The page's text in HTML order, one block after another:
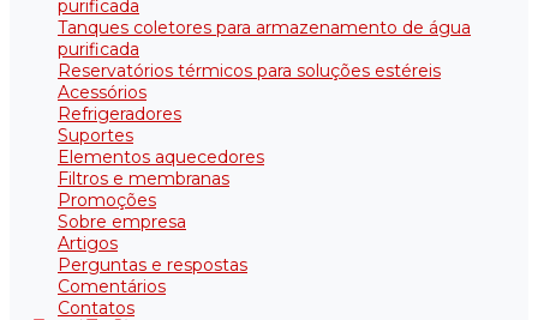
purificada
Tanques coletores para armazenamento de água
purificada
Reservatórios térmicos para soluções estéreis
Acessórios
Refrigeradores
Suportes
Elementos aquecedores
Filtros e membranas
Promoções
Sobre empresa
Artigos
Perguntas e respostas
Comentários
Contatos